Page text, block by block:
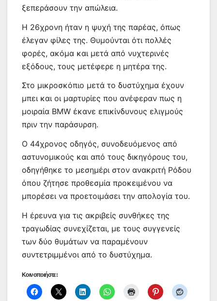
ξεπεράσουν την απώλεια.
Η 26χρονη ήταν η ψυχή της παρέας, όπως
έλεγαν φίλες της. Θυμούνται ότι πολλές
φορές, ακόμα και μετά από νυχτερινές
εξόδους, τους μετέφερε η μητέρα της.
Στο μικροσκόπιο μετά το δυστύχημα έχουν
μπει και οι μαρτυρίες που ανέφεραν πως η
μοιραία BMW έκανε επικίνδυνους ελιγμούς
πριν την παράσυρση.
Ο 44χρονος οδηγός, συνοδευόμενος από
αστυνομικούς και από τους δικηγόρους του,
οδηγήθηκε το μεσημέρι στον ανακριτή Ρόδου
όπου ζήτησε προθεσμία προκειμένου να
μπορέσει να προετοιμάσει την απολογία του.
Η έρευνα για τις ακριβείς συνθήκες της
τραγωδίας συνεχίζεται, με τους συγγενείς
των δύο θυμάτων να παραμένουν
συντετριμμένοι από το δυστύχημα.
Κοινοποιήστε: